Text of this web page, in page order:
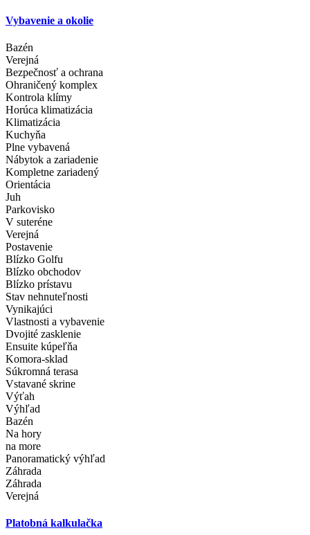
Vybavenie a okolie
Bazén
Verejná
Bezpečnosť a ochrana
Ohraničený komplex
Kontrola klímy
Horúca klimatizácia
Klimatizácia
Kuchyňa
Plne vybavená
Nábytok a zariadenie
Kompletne zariadený
Orientácia
Juh
Parkovisko
V suteréne
Verejná
Postavenie
Blízko Golfu
Blízko obchodov
Blízko prístavu
Stav nehnuteľnosti
Vynikajúci
Vlastnosti a vybavenie
Dvojité zasklenie
Ensuite kúpeľňa
Komora-sklad
Súkromná terasa
Vstavané skrine
Výťah
Výhľad
Bazén
Na hory
na more
Panoramatický výhľad
Záhrada
Záhrada
Verejná
Platobná kalkulačka